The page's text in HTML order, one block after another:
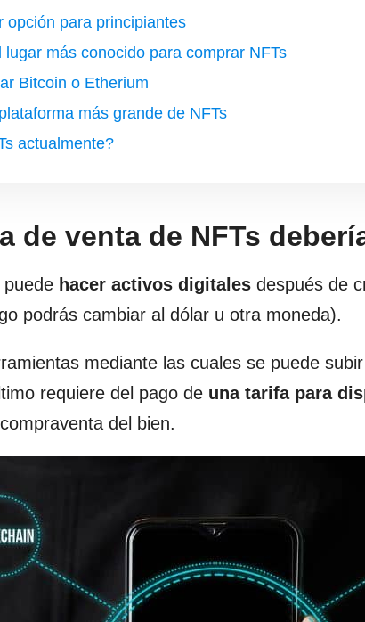
opción para principiantes
lugar más conocido para comprar NFTs
Bitcoin o Etherium
más grande de NFTs
actualmente?
de venta de NFTs
hacer activos digitales después de
podrás cambiar al dólar u otra moneda).
mediante las cuales se puede
requiere del pago de una tarifa para
del bien.